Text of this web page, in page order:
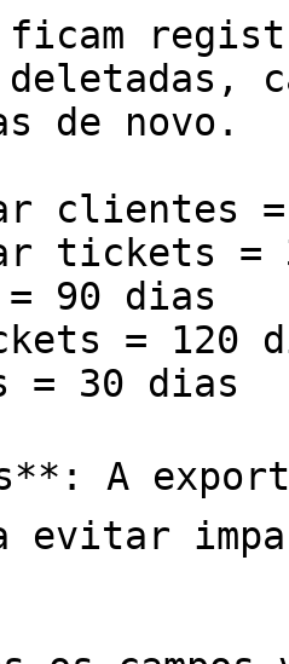
de novo.
A
evitar